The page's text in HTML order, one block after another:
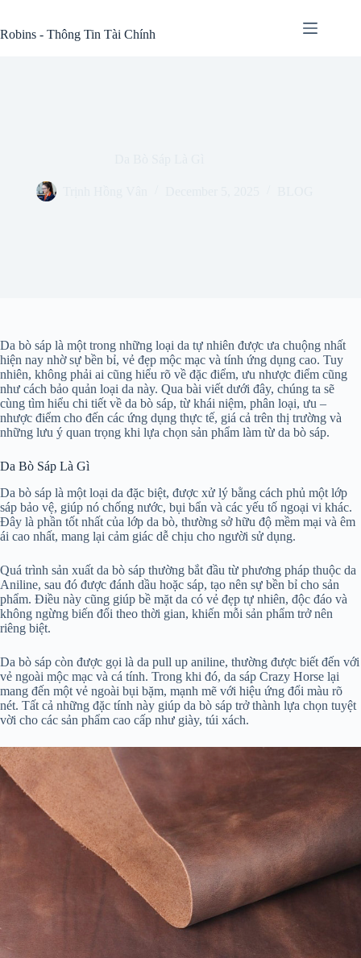
content
Robins - Thông Tin Tài Chính
Da bò sáp là một trong những loại da tự nhiên được ưa chuộng nhất
hiện nay nhờ sự bền bỉ, vẻ đẹp mộc mạc và tính ứng dụng cao. Tuy
nhiên, không phải ai cũng hiểu rõ về đặc điểm, ưu nhược điểm cũng
như cách bảo quản loại da này. Qua bài viết dưới đây, chúng ta sẽ
cùng tìm hiểu chi tiết về da bò sáp, từ khái niệm, phân loại, ưu –
nhược điểm cho đến các ứng dụng thực tế, giá cả trên thị trường và
những lưu ý quan trọng khi lựa chọn sản phẩm làm từ da bò sáp.
Da Bò Sáp Là Gì
Da bò sáp là một loại da đặc biệt, được xử lý bằng cách phủ một lớp
sáp bảo vệ, giúp nó chống nước, bụi bẩn và các yếu tố ngoại vi khác.
Đây là phần tốt nhất của lớp da bò, thường sở hữu độ mềm mại và êm
ái cao nhất, mang lại cảm giác dễ chịu cho người sử dụng.
Quá trình sản xuất da bò sáp thường bắt đầu từ phương pháp thuộc da
Aniline, sau đó được đánh dầu hoặc sáp, tạo nên sự bền bỉ cho sản
phẩm. Điều này cũng giúp bề mặt da có vẻ đẹp tự nhiên, độc đáo và
không ngừng biến đổi theo thời gian, khiến mỗi sản phẩm trở nên
riêng biệt.
Da bò sáp còn được gọi là da pull up aniline, thường được biết đến với
vẻ ngoài mộc mạc và cá tính. Trong khi đó, da sáp Crazy Horse lại
mang đến một vẻ ngoài bụi bặm, mạnh mẽ với hiệu ứng đổi màu rõ
nét. Tất cả những đặc tính này giúp da bò sáp trở thành lựa chọn tuyệt
vời cho các sản phẩm cao cấp như giày, túi xách.